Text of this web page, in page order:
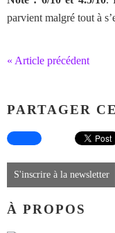
parvient malgré tout à
« Article précédent
PARTAGER
S'inscrire à la newsletter
À PROPOS